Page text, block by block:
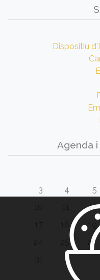
Dispositiu
Agenda
3
4 5
12
26